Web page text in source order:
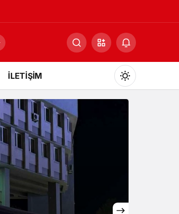
İLETİŞİM
Mod
değiştir
Gündüz Modu
Gündüz modunu seçin.
Gece Modu
Gece modunu seçin.